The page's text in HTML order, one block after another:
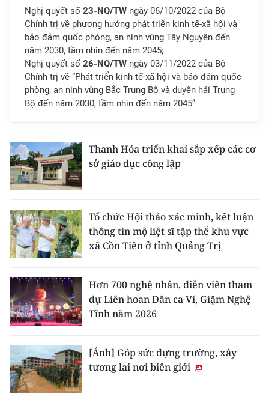
NHÂN DÂN CUỐI TUẦN
NHÂN DÂN HẰNG THÁNG
MUA BÁO
ĐỌC BÁO IN
中文
FRANÇAIS
РУССКИЙ
ESPAÑOL
한국어
Nghị quyết số 23-NQ/TW ngày 06/10/2022 của Bộ
Chính trị về phương hướng phát triển kinh tế-xã hội và
bảo đảm quốc phòng, an ninh vùng Tây Nguyên đến
năm 2030, tầm nhìn đến năm 2045;
Nghị quyết số 26-NQ/TW ngày 03/11/2022 của Bộ
Chính trị về “Phát triển kinh tế-xã hội và bảo đảm quốc
phòng, an ninh vùng Bắc Trung Bộ và duyên hải Trung
Bộ đến năm 2030, tầm nhìn đến năm 2045”
Thanh Hóa triển khai sắp xếp các cơ
sở giáo dục công lập
Tổ chức Hội thảo xác minh, kết luận
thông tin mộ liệt sĩ tập thể khu vực
xã Cồn Tiên ở tỉnh Quảng Trị
Hơn 700 nghệ nhân, diễn viên tham
dự Liên hoan Dân ca Ví, Giặm Nghệ
Tĩnh năm 2026
[Ảnh] Góp sức dựng trường, xây
tương lai nơi biên giới